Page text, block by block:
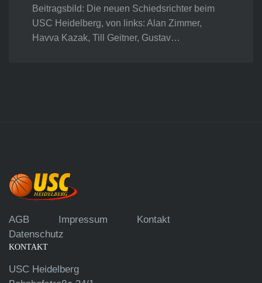
Beitragsbild: Die neuen Schiedsrichter beim
USC Heidelberg, von links: Alan Zimmer,
Havva Kazak, Till Geitner, Gustav…
AGB Impressum
Kontakt
Datenschutz
KONTAKT
USC Heidelberg